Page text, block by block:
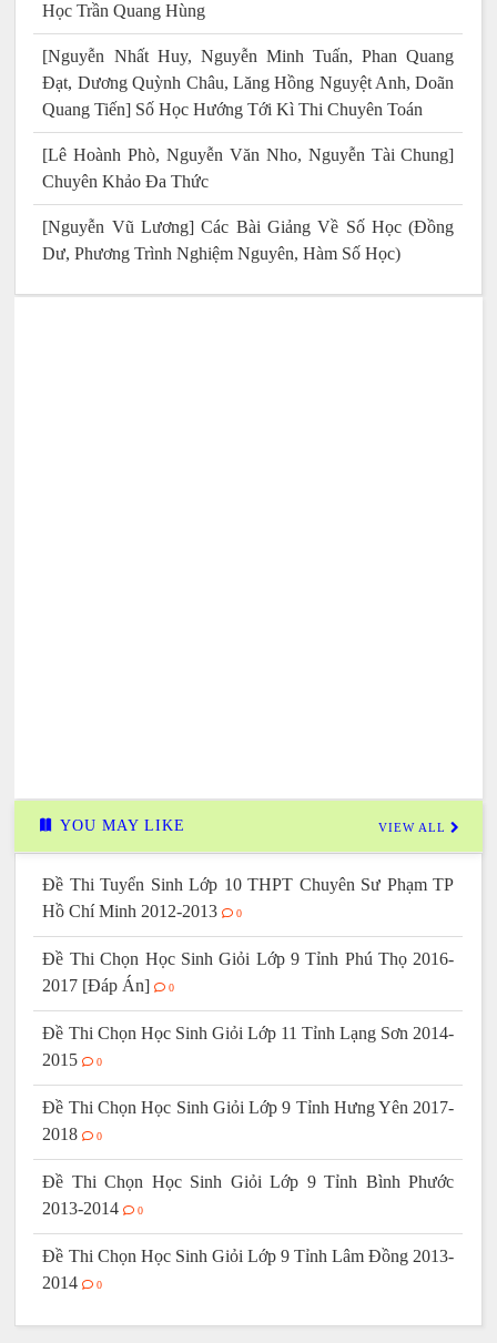
Học Trần Quang Hùng
[Nguyễn Nhất Huy, Nguyễn Minh Tuấn, Phan Quang
Đạt, Dương Quỳnh Châu, Lăng Hồng Nguyệt Anh, Doãn
Quang Tiến] Số Học Hướng Tới Kì Thi Chuyên Toán
[Lê Hoành Phò, Nguyễn Văn Nho, Nguyễn Tài Chung]
Chuyên Khảo Đa Thức
[Nguyễn Vũ Lương] Các Bài Giảng Về Số Học (Đồng
Dư, Phương Trình Nghiệm Nguyên, Hàm Số Học)
YOU MAY LIKE VIEW ALL
Đề Thi Tuyển Sinh Lớp 10 THPT Chuyên Sư Phạm TP
Hồ Chí Minh 2012-2013
0
Đề Thi Chọn Học Sinh Giỏi Lớp 9 Tỉnh Phú Thọ 2016-
2017 [Đáp Án]
0
Đề Thi Chọn Học Sinh Giỏi Lớp 11 Tỉnh Lạng Sơn 2014-
2015
0
Đề Thi Chọn Học Sinh Giỏi Lớp 9 Tỉnh Hưng Yên 2017-
2018
0
Đề Thi Chọn Học Sinh Giỏi Lớp 9 Tỉnh Bình Phước
2013-2014
0
Đề Thi Chọn Học Sinh Giỏi Lớp 9 Tỉnh Lâm Đồng 2013-
2014
0